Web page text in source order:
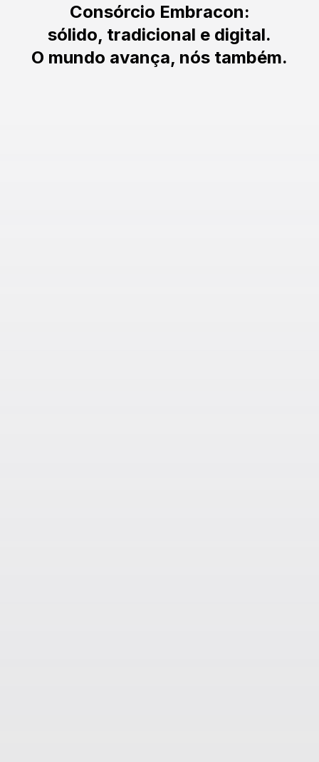
Consórcio Embracon:
sólido, tradicional e digital.
O mundo avança, nós também.